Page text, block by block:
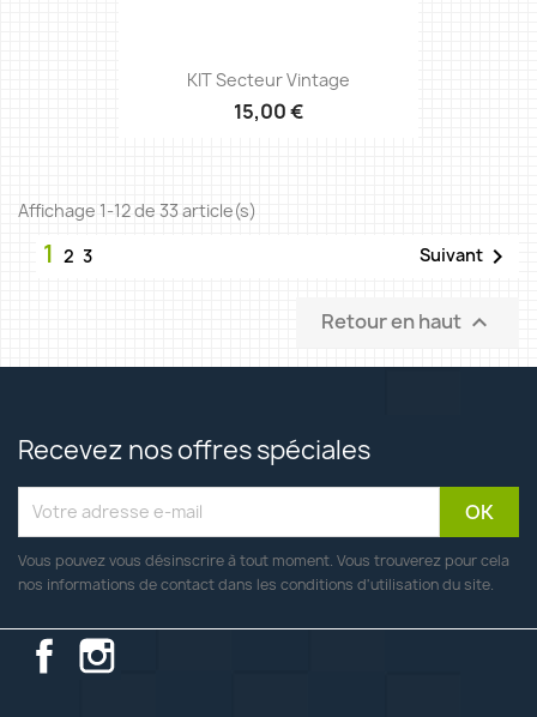
KIT Secteur Vintage
15,00 €
Affichage 1-12 de 33 article(s)
1 2 3 Suivant 
Retour en haut 
Recevez nos offres spéciales
Vous pouvez vous désinscrire à tout moment. Vous trouverez pour cela
nos informations de contact dans les conditions d'utilisation du site.
Facebook